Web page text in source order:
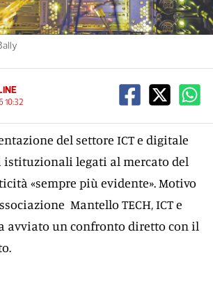
10:32
del settore ICT e digitale
istituzionali legati al mercato del
«sempre più evidente». Motivo
Mantello TECH, ICT e
avviato un confronto diretto con il